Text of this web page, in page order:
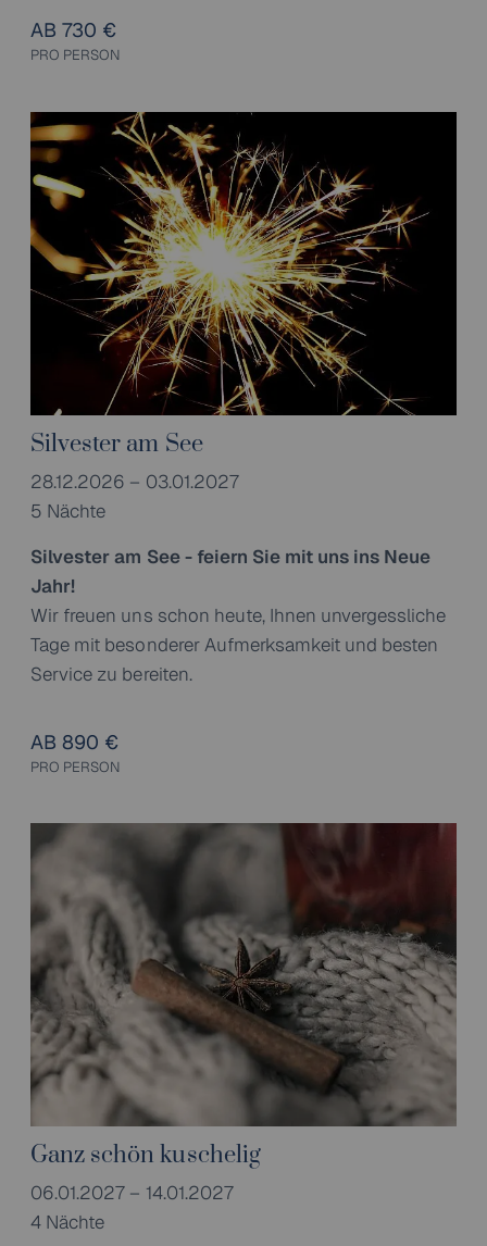
AB 730 €
PRO PERSON
Silvester am See
28.12.2026 – 03.01.2027
5 Nächte
Silvester am See - feiern Sie mit uns ins Neue
Jahr!
Wir freuen uns schon heute, Ihnen unvergessliche
Tage mit besonderer Aufmerksamkeit und besten
Service zu bereiten.
AB 890 €
PRO PERSON
Ganz schön kuschelig
06.01.2027 – 14.01.2027
4 Nächte